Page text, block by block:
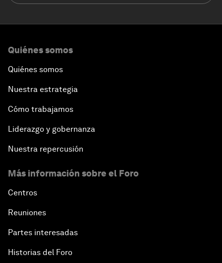
Quiénes somos
Quiénes somos
Nuestra estrategia
Cómo trabajamos
Liderazgo y gobernanza
Nuestra repercusión
Más información sobre el Foro
Centros
Reuniones
Partes interesadas
Historias del Foro